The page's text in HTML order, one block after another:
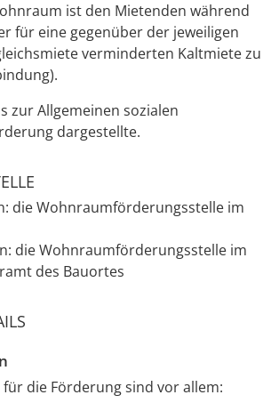
ist den Mietenden während
für eine gegenüber der jeweiligen
verminderten Kaltmiete zu
zur Allgemeinen sozialen
dargestellte.
die Wohnraumförderungsstelle im
die Wohnraumförderungsstelle im
des Bauortes
die Förderung sind vor allem: